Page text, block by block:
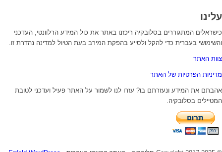
עלינו
כישראלים המתגוררים בסלובקיה ריכזנו באתר את כול המידע הרלוונטי, העדכני
והשימושי בעברית כדי להקל ולסייע בהפקת המירב בעת הטיול למדינה נהדרת זו.
צוות האתר
מדיניות הפרטיות של האתר
אהבתם את המידע ונעזרתם בו? עזרו לנו לשמור על האתר פעיל ועדכני לטובת
המטיילים בסלובקיה.